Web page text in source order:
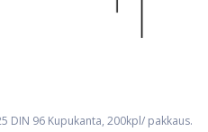
DIN 96 Kupukanta, 200kpl/ pakkaus.